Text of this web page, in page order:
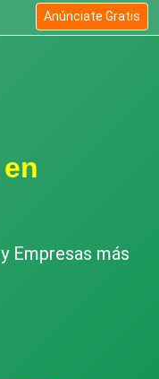
Anúnciate Gratis
Empresas más